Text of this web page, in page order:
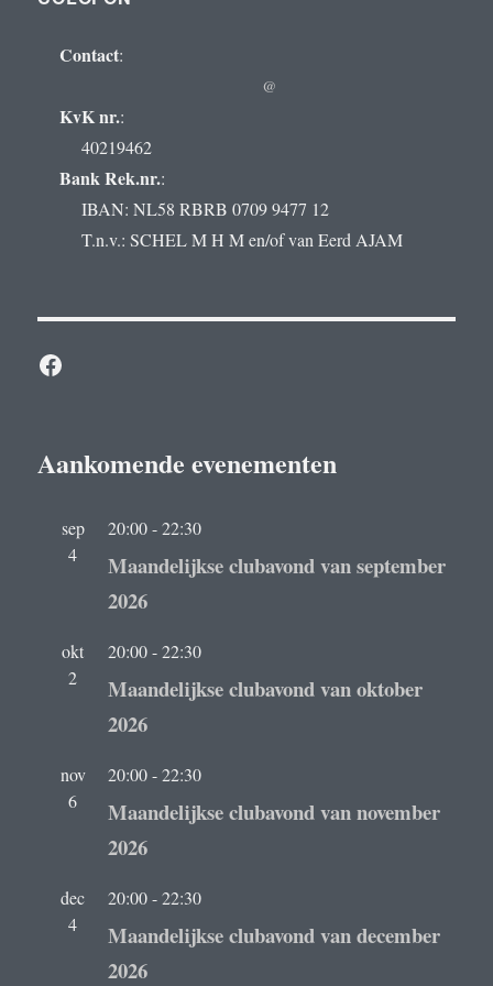
Contact:
@
KvK nr.:
40219462
Bank Rek.nr.:
IBAN: NL58 RBRB 0709 9477 12
T.n.v.: SCHEL M H M en/of van Eerd AJAM
Facebook
Aankomende evenementen
sep
4
20:00-22:30
Maandelijkse clubavond van september
2026
okt
2
20:00-22:30
Maandelijkse clubavond van oktober
2026
nov
6
20:00-22:30
Maandelijkse clubavond van november
2026
dec
4
20:00-22:30
Maandelijkse clubavond van december
2026